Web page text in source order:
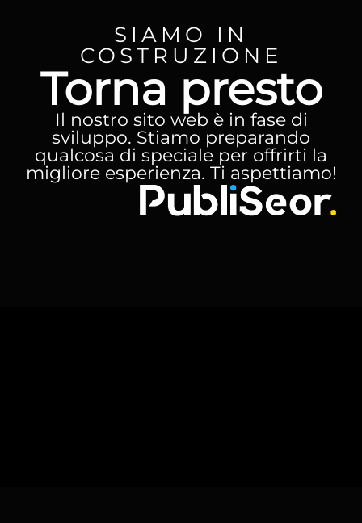
SIAMO IN
COSTRUZIONE
Torna presto
Il nostro sito web è in fase di
sviluppo. Stiamo preparando
qualcosa di speciale per offrirti la
migliore esperienza. Ti aspettiamo!